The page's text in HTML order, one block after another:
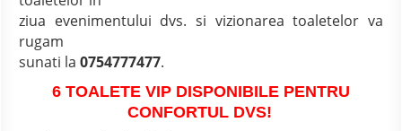
ziua evenimentului dvs. si vizionarea toaletelor va
rugam
sunati la 0754777477.
6 TOALETE VIP DISPONIBILE PENTRU
CONFORTUL DVS!